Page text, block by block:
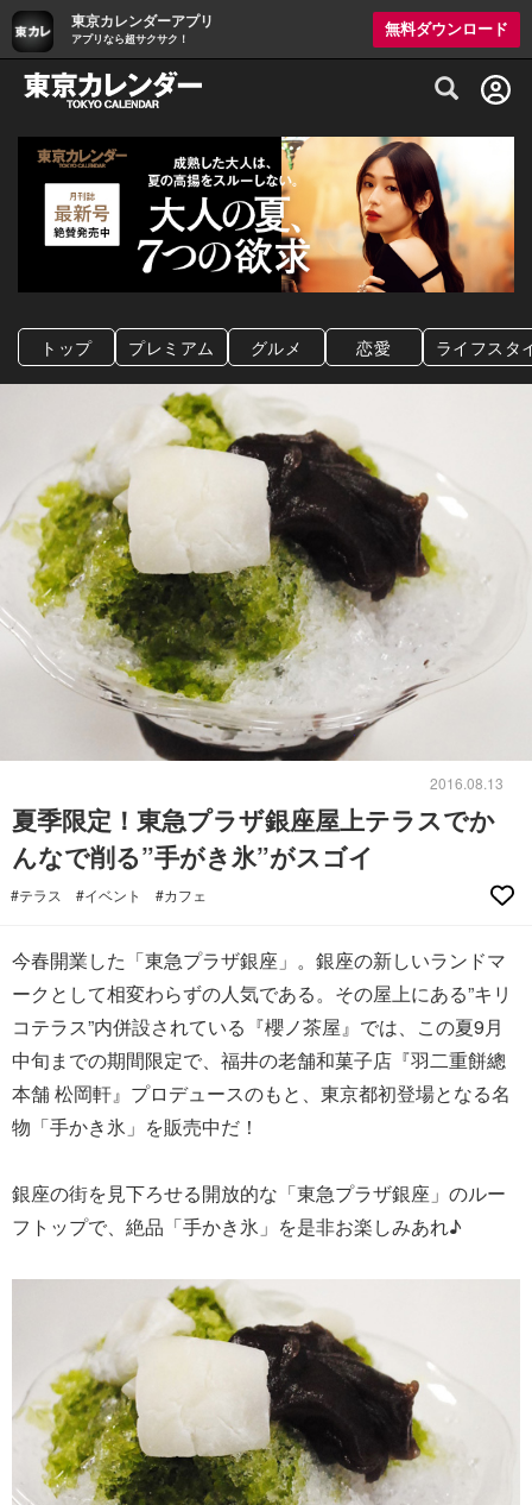
東京カレンダーアプリ
アプリなら超サクサク！
無料ダウンロード
グルメ情報・プレミアムレストラン予約
トップ プレミアム グルメ 恋愛 ライフスタ
2016.08.13
夏季限定！東急プラザ銀座屋上テラスでか
んなで削る”手がき氷”がスゴイ
#テラス #イベント #カフェ
今春開業した「東急プラザ銀座」。銀座の新しいランドマ
ークとして相変わらずの人気である。その屋上にある”キリ
コテラス”内併設されている『櫻ノ茶屋』では、この夏9月
中旬までの期間限定で、福井の老舗和菓子店『羽二重餅總
本舗 松岡軒』プロデュースのもと、東京都初登場となる名
物「手かき氷」を販売中だ！
銀座の街を見下ろせる開放的な「東急プラザ銀座」のルー
フトップで、絶品「手かき氷」を是非お楽しみあれ♪